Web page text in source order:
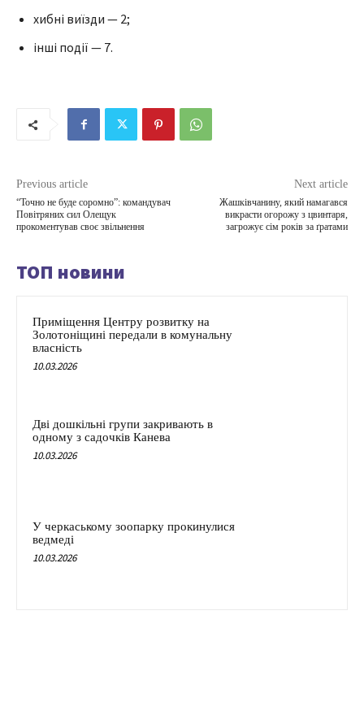
хибні виїзди — 2;
інші події — 7.
Previous article
“Точно не буде соромно”: командувач
Повітряних сил Олещук
прокоментував своє звільнення
Next article
Жашківчанину, який намагався
викрасти огорожу з цвинтаря,
загрожує сім років за ґратами
ТОП новини
Приміщення Центру розвитку на
Золотоніщині передали в комунальну
власність
10.03.2026
Дві дошкільні групи закривають в
одному з садочків Канева
10.03.2026
У черкаському зоопарку прокинулися
ведмеді
10.03.2026